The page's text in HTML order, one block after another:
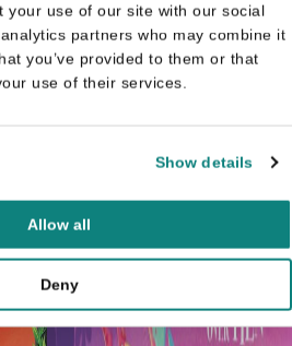
your use of our site with our social
partners who may combine it
you’ve provided to them or that
use of their services.
Show details
Allow all
Deny
Mijn kiekeboek -
€9,99